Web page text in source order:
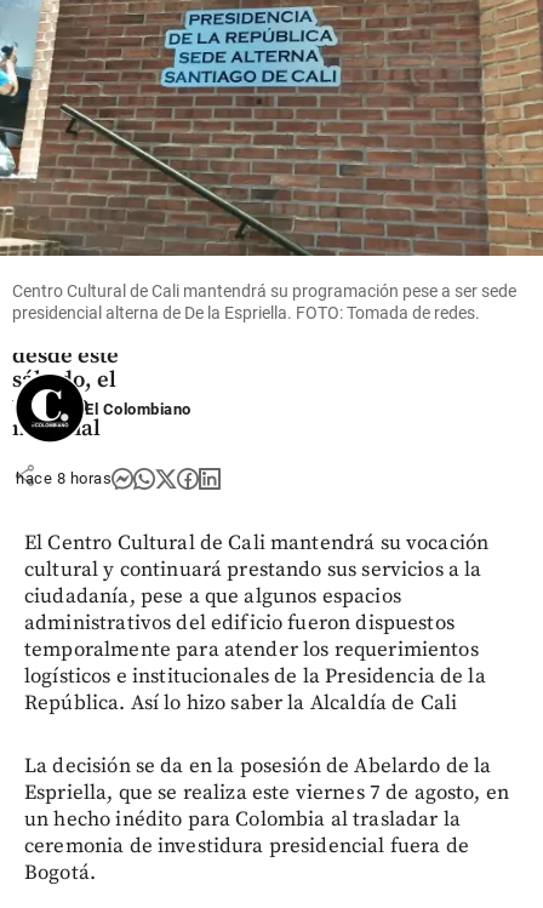
Deportes
Arranca
la Vuelta
a
Colombia:
153
pedalistas
desafían,
desde este
sábado, el
terreno
nacional
share
Centro Cultural de Cali mantendrá su programación pese a ser sede
presidencial alterna de De la Espriella. FOTO: Tomada de redes.
El Colombiano
hace 8 horas
El Centro Cultural de Cali mantendrá su vocación
cultural y continuará prestando sus servicios a la
ciudadanía, pese a que algunos espacios
administrativos del edificio fueron dispuestos
temporalmente para atender los requerimientos
logísticos e institucionales de la Presidencia de la
República. Así lo hizo saber la Alcaldía de Cali
La decisión se da en la posesión de Abelardo de la
Espriella, que se realiza este viernes 7 de agosto, en
un hecho inédito para Colombia al trasladar la
ceremonia de investidura presidencial fuera de
Bogotá.